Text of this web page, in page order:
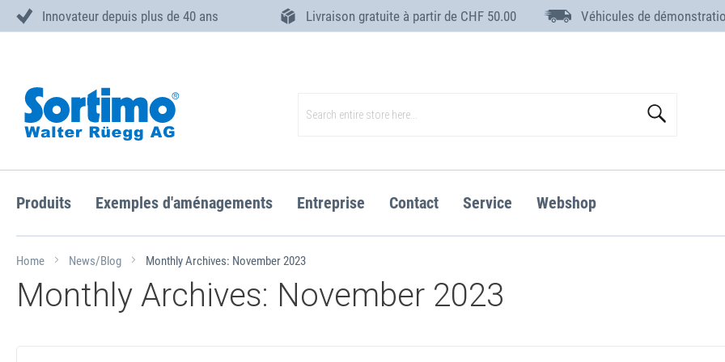
Innovateur depuis plus de 40 ans Livraison gratuite à partir de CHF 50.00 Véhicules de
Content
Produits Exemples d'aménagements Entreprise Contact Service Webshop
Home News/Blog Monthly Archives: November 2023
Monthly Archives: November 2023